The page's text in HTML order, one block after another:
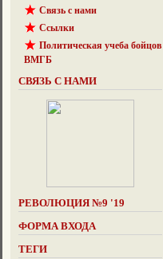
Связь с нами
Ссылки
Политическая учеба бойцов
ВМГБ
СВЯЗЬ С НАМИ
РЕВОЛЮЦИЯ №9 '19
ФОРМА ВХОДА
ТЕГИ